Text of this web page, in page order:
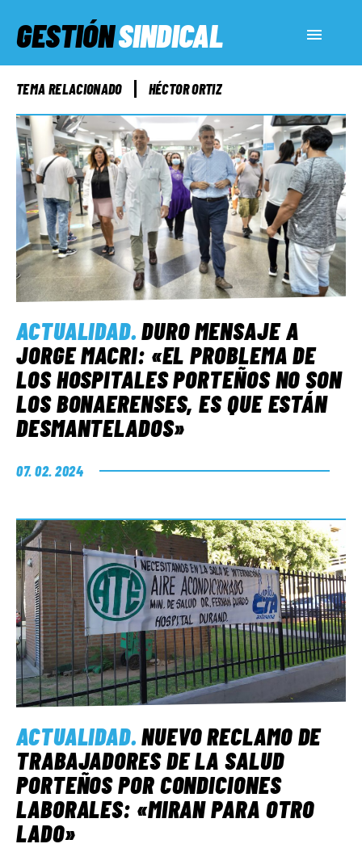
GESTIÓNSINDICAL
ACTUALIDAD
SERVICIOS SOCIALES
INFORMES ESPECIALES
FUERA DE MEGÁFONO
EL LADO «G»
TEMA RELACIONADO HÉCTOR ORTIZ
ACTUALIDAD.DURO MENSAJE A
JORGE MACRI: «EL PROBLEMA DE
LOS HOSPITALES PORTEÑOS NO SON
LOS BONAERENSES, ES QUE ESTÁN
DESMANTELADOS»
07. 02. 2024
ACTUALIDAD.NUEVO RECLAMO DE
TRABAJADORES DE LA SALUD
PORTEÑOS POR CONDICIONES
LABORALES: «MIRAN PARA OTRO
LADO»